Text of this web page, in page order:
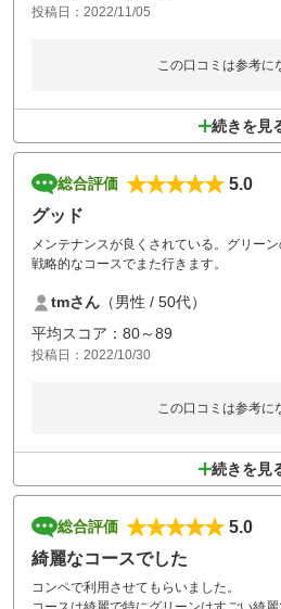
投稿日：2022/11/05
この口コミは参考に
続きを見
総合評価
5.0
グッド
メンテナンスが良くされている。グリー
戦略的なコースでまた行きます。
tmさん （男性 / 50代）
平均スコア：80～89
投稿日：2022/10/30
この口コミは参考に
続きを見
総合評価
5.0
綺麗なコースでした
コンペで利用させてもらいました。